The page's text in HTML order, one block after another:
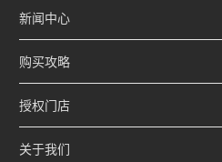
新闻中心
购买攻略
授权门店
关于我们